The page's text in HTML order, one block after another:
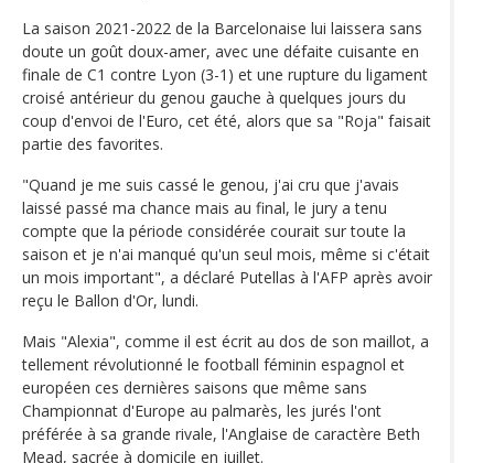
La saison 2021-2022 de la Barcelonaise lui laissera sans
doute un goût doux-amer, avec une défaite cuisante en
finale de C1 contre Lyon (3-1) et une rupture du ligament
croisé antérieur du genou gauche à quelques jours du
coup d'envoi de l'Euro, cet été, alors que sa "Roja" faisait
partie des favorites.
"Quand je me suis cassé le genou, j'ai cru que j'avais
laissé passé ma chance mais au final, le jury a tenu
compte que la période considérée courait sur toute la
saison et je n'ai manqué qu'un seul mois, même si c'était
un mois important", a déclaré Putellas à l'AFP après avoir
reçu le Ballon d'Or, lundi.
Mais "Alexia", comme il est écrit au dos de son maillot, a
tellement révolutionné le football féminin espagnol et
européen ces dernières saisons que même sans
Championnat d'Europe au palmarès, les jurés l'ont
préférée à sa grande rivale, l'Anglaise de caractère Beth
Mead, sacrée à domicile en juillet.